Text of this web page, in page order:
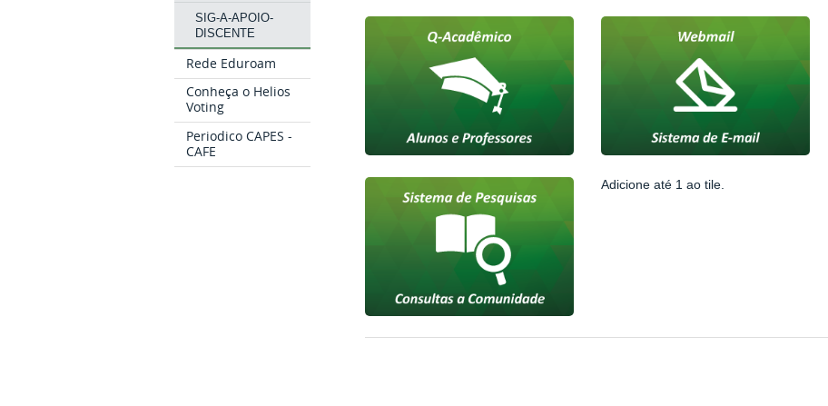
SIG-A-APOIO-
DISCENTE
Rede Eduroam
Conheça o Helios
Voting
Periodico CAPES -
CAFE
Adicione até 1 ao tile.